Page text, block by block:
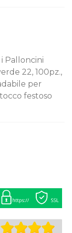
Palloncini
22, 100pz.,
per
festoso